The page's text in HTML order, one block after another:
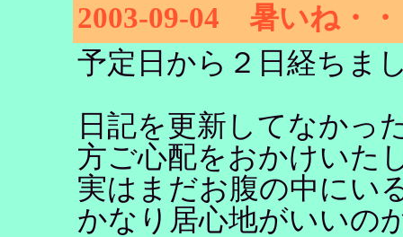
2003-09-04 暑いね・
予定日から２日経ちま
日記を更新してなかっ
方ご心配をおかけいた
実はまだお腹の中にい
かなり居心地がいいの